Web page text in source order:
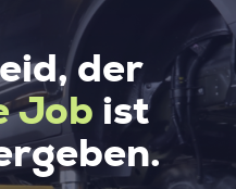
der
Job ist